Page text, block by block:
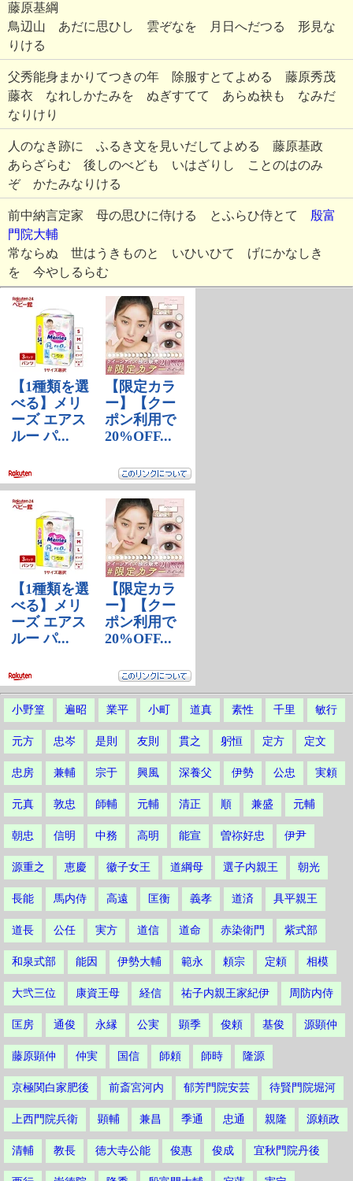
藤原基綱
鳥辺山 あだに思ひし 雲ぞなを 月日へだつる 形見な
りける
父秀能身まかりてつきの年 除服すとてよめる 藤原秀茂
藤衣 なれしかたみを ぬぎすてて あらぬ袂も なみだ
なりけり
人のなき跡に ふるき文を見いだしてよめる 藤原基政
あらざらむ 後しのべども いはざりし ことのはのみ
ぞ かたみなりける
前中納言定家 母の思ひに侍ける とふらひ侍とて 殷富
門院大輔
常ならぬ 世はうきものと いひいひて げにかなしき
を 今やしるらむ
小野篁 遍昭 業平 小町 道真 素性 千里 敏行
元方 忠岑 是則 友則 貫之 躬恒 定方 定文
忠房 兼輔 宗于 興風 深養父 伊勢 公忠 実頼
元真 敦忠 師輔 元輔 清正 順 兼盛 元輔
朝忠 信明 中務 高明 能宣 曽祢好忠 伊尹
源重之 恵慶 徽子女王 道綱母 選子内親王 朝光
長能 馬内侍 高遠 匡衡 義孝 道済 具平親王
道長 公任 実方 道信 道命 赤染衛門 紫式部
和泉式部 能因 伊勢大輔 範永 頼宗 定頼 相模
大弐三位 康資王母 経信 祐子内親王家紀伊 周防内侍
匡房 通俊 永縁 公実 顕季 俊頼 基俊 源顕仲
藤原顕仲 仲実 国信 師頼 師時 隆源
京極関白家肥後 前斎宮河内 郁芳門院安芸 待賢門院堀河
上西門院兵衛 顕輔 兼昌 季通 忠通 親隆 源頼政
清輔 教長 徳大寺公能 俊惠 俊成 宜秋門院丹後